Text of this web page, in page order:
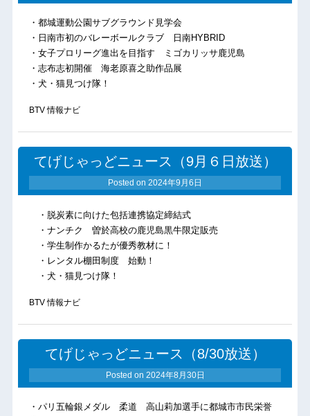
・都城運動公園サブグラウンド見学会
・日南市初のバレーボールクラブ 日南HYBRID
・女子プロリーグ進出を目指す ミゴカリッサ鹿児島
・志布志初開催 海老原喜之助作品展
・犬・猫見つけ隊！
BTV 情報ナビ
てげじゃっどニュース（9月６日放送）
Posted on 2024年9月6日
・脱炭素に向けた包括連携協定締結式
・ナンチク 曽於高校の鹿児島黒牛限定販売
・学生制作かるたが優秀教材に！
・レンタル棚田制度 始動！
・犬・猫見つけ隊！
BTV 情報ナビ
てげじゃっどニュース（8/30放送）
Posted on 2024年8月30日
・パリ五輪銀メダル 柔道 高山莉加選手に都城市市民栄誉